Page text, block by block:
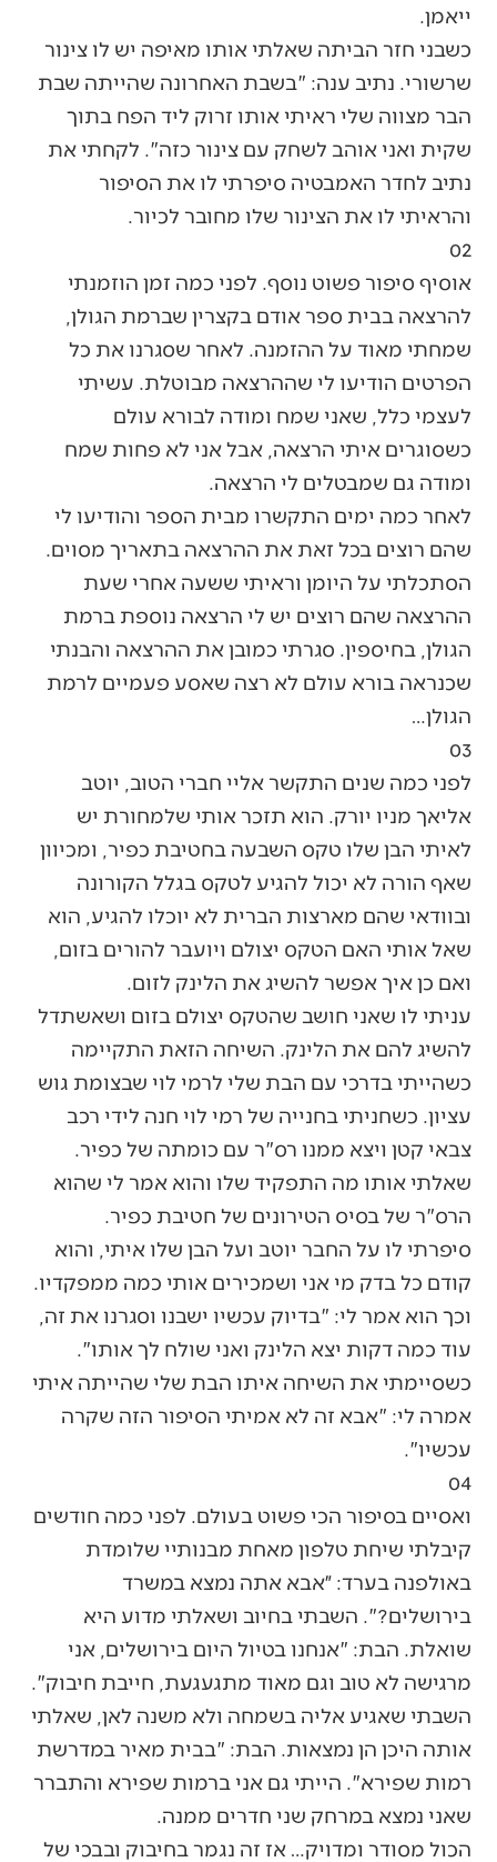
ייאמן.
כשבני חזר הביתה שאלתי אותו מאיפה יש לו צינור
שרשורי. נתיב ענה: "בשבת האחרונה שהייתה שבת
הבר מצווה שלי ראיתי אותו זרוק ליד הפח בתוך
שקית ואני אוהב לשחק עם צינור כזה". לקחתי את
נתיב לחדר האמבטיה סיפרתי לו את הסיפור
והראיתי לו את הצינור שלו מחובר לכיור.
02
אוסיף סיפור פשוט נוסף. לפני כמה זמן הוזמנתי
להרצאה בבית ספר אודם בקצרין שברמת הגולן,
שמחתי מאוד על ההזמנה. לאחר שסגרנו את כל
הפרטים הודיעו לי שההרצאה מבוטלת. עשיתי
לעצמי כלל, שאני שמח ומודה לבורא עולם
כשסוגרים איתי הרצאה, אבל אני לא פחות שמח
ומודה גם שמבטלים לי הרצאה.
לאחר כמה ימים התקשרו מבית הספר והודיעו לי
שהם רוצים בכל זאת את ההרצאה בתאריך מסוים.
הסתכלתי על היומן וראיתי ששעה אחרי שעת
ההרצאה שהם רוצים יש לי הרצאה נוספת ברמת
הגולן, בחיספין. סגרתי כמובן את ההרצאה והבנתי
שכנראה בורא עולם לא רצה שאסע פעמיים לרמת
הגולן…
03
לפני כמה שנים התקשר אליי חברי הטוב, יוטב
אליאך מניו יורק. הוא תזכר אותי שלמחורת יש
לאיתי הבן שלו טקס השבעה בחטיבת כפיר, ומכיוון
שאף הורה לא יכול להגיע לטקס בגלל הקורונה
ובוודאי שהם מארצות הברית לא יוכלו להגיע, הוא
שאל אותי האם הטקס יצולם ויועבר להורים בזום,
ואם כן איך אפשר להשיג את הלינק לזום.
עניתי לו שאני חושב שהטקס יצולם בזום ושאשתדל
להשיג להם את הלינק. השיחה הזאת התקיימה
כשהייתי בדרכי עם הבת שלי לרמי לוי שבצומת גוש
עציון. כשחניתי בחנייה של רמי לוי חנה לידי רכב
צבאי קטן ויצא ממנו רס"ר עם כומתה של כפיר.
שאלתי אותו מה התפקיד שלו והוא אמר לי שהוא
הרס"ר של בסיס הטירונים של חטיבת כפיר.
סיפרתי לו על החבר יוטב ועל הבן שלו איתי, והוא
קודם כל בדק מי אני ושמכירים אותי כמה ממפקדיו.
וכך הוא אמר לי: "בדיוק עכשיו ישבנו וסגרנו את זה,
עוד כמה דקות יצא הלינק ואני שולח לך אותו".
כשסיימתי את השיחה איתו הבת שלי שהייתה איתי
אמרה לי: "אבא זה לא אמיתי הסיפור הזה שקרה
עכשיו".
04
ואסיים בסיפור הכי פשוט בעולם. לפני כמה חודשים
קיבלתי שיחת טלפון מאחת מבנותיי שלומדת
באולפנה בערד: ״אבא אתה נמצא במשרד
בירושלים?". השבתי בחיוב ושאלתי מדוע היא
שואלת. הבת: "אנחנו בטיול היום בירושלים, אני
מרגישה לא טוב וגם מאוד מתגעגעת, חייבת חיבוק".
השבתי שאגיע אליה בשמחה ולא משנה לאן, שאלתי
אותה היכן הן נמצאות. הבת: "בבית מאיר במדרשת
רמות שפירא". הייתי גם אני ברמות שפירא והתברר
שאני נמצא במרחק שני חדרים ממנה.
הכול מסודר ומדויק… אז זה נגמר בחיבוק ובבכי של